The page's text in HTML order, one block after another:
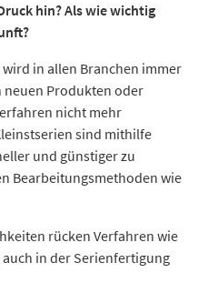
hin? Als wie wichtig
in allen Branchen immer
neuen Produkten oder
nicht mehr
sind mithilfe
und günstiger zu
Bearbeitungsmethoden wie
rücken Verfahren wie
in der Serienfertigung